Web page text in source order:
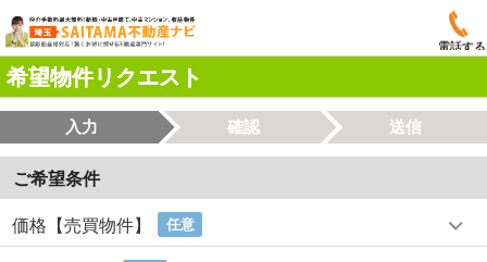
電話する
希望物件リクエスト
入力 確認 送信
ご希望条件
価格【売買物件】 任意